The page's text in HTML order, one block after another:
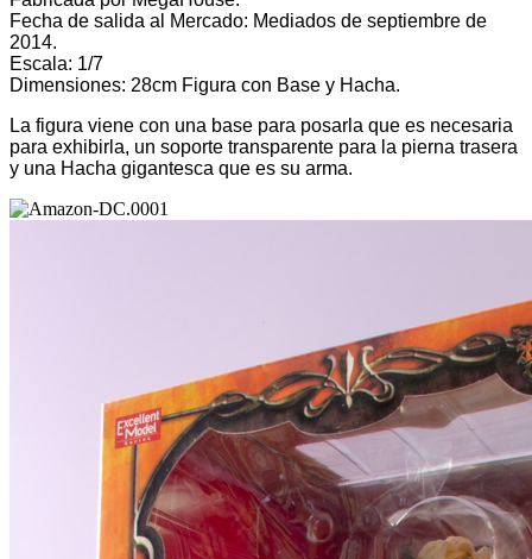
Fecha de salida al Mercado: Mediados de septiembre de
2014.
Escala: 1/7
Dimensiones: 28cm Figura con Base y Hacha.
La figura viene con una base para posarla que es necesaria
para exhibirla, un soporte transparente para la pierna trasera
y una Hacha gigantesca que es su arma.